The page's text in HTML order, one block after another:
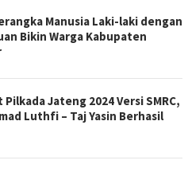
Manusia Laki-laki dengan
Bikin Warga Kabupaten
Jateng 2024 Versi SMRC,
Luthfi – Taj Yasin Berhasil